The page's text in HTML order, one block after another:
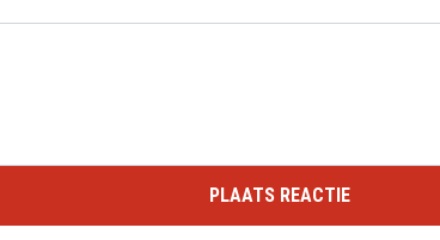
PLAATS REACTIE